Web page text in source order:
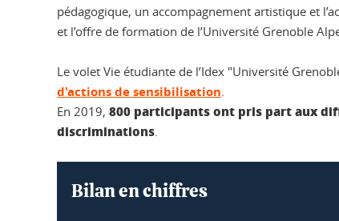
pédagogique, un accompagnement artistique et
et l’offre de formation de l’Université Grenoble
Le volet Vie étudiante de l’Idex "Université
d'actions de sensibilisation
En 2019, 800 participants ont pris part aux
discriminations
Bilan en chiffres